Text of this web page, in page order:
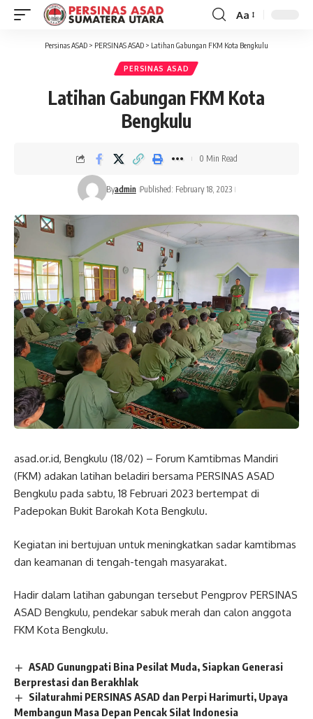
Font
Resizer
Aa
Persinas ASAD > PERSINAS ASAD > Latihan Gabungan FKM Kota Bengkulu
PERSINAS ASAD
Latihan Gabungan FKM Kota
Bengkulu
Byadmin Published: February 18, 2023
0 Min Read
asad.or.id, Bengkulu (18/02) – Forum Kamtibmas Mandiri
(FKM) adakan latihan beladiri bersama PERSINAS ASAD
Bengkulu pada sabtu, 18 Februari 2023 bertempat di
Padepokan Bukit Barokah Kota Bengkulu.
Kegiatan ini bertujuan untuk meningkatkan sadar kamtibmas
dan keamanan di tengah-tengah masyarakat.
Hadir dalam latihan gabungan tersebut Pengprov PERSINAS
ASAD Bengkulu, pendekar sabuk merah dan calon anggota
FKM Kota Bengkulu.
ASAD Gunungpati Bina Pesilat Muda, Siapkan Generasi
Berprestasi dan Berakhlak
Silaturahmi PERSINAS ASAD dan Perpi Harimurti, Upaya
Membangun Masa Depan Pencak Silat Indonesia